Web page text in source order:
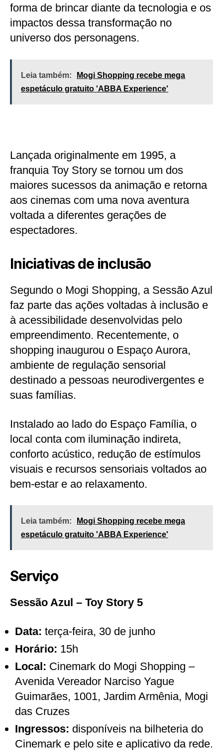
forma de brincar diante da tecnologia e os
impactos dessa transformação no
universo dos personagens.
Leia também:
Mogi Shopping recebe mega
espetáculo gratuito 'ABBA Experience'
Lançada originalmente em 1995, a
franquia Toy Story se tornou um dos
maiores sucessos da animação e retorna
aos cinemas com uma nova aventura
voltada a diferentes gerações de
espectadores.
Iniciativas de inclusão
Segundo o Mogi Shopping, a Sessão Azul
faz parte das ações voltadas à inclusão e
à acessibilidade desenvolvidas pelo
empreendimento. Recentemente, o
shopping inaugurou o Espaço Aurora,
ambiente de regulação sensorial
destinado a pessoas neurodivergentes e
suas famílias.
Instalado ao lado do Espaço Família, o
local conta com iluminação indireta,
conforto acústico, redução de estímulos
visuais e recursos sensoriais voltados ao
bem-estar e ao relaxamento.
Leia também:
Mogi Shopping recebe mega
espetáculo gratuito 'ABBA Experience'
Serviço
Sessão Azul – Toy Story 5
Data: terça-feira, 30 de junho
Horário: 15h
Local: Cinemark do Mogi Shopping –
Avenida Vereador Narciso Yague
Guimarães, 1001, Jardim Armênia, Mogi
das Cruzes
Ingressos: disponíveis na bilheteria do
Cinemark e pelo site e aplicativo da rede.